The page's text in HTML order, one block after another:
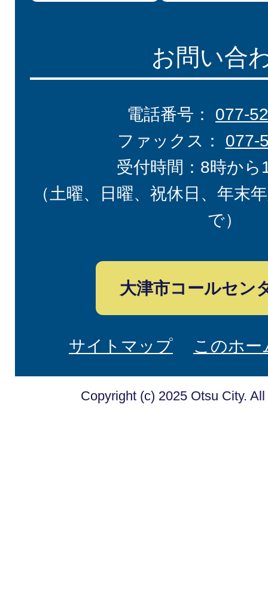
お問い合
電話番号： 077-
ファックス： 077-
受付時間：8時から
（土曜、日曜、祝休日、年末
で）
大津市コールセン
サイトマップ このホ
Copyright (c) 2025 Otsu City.